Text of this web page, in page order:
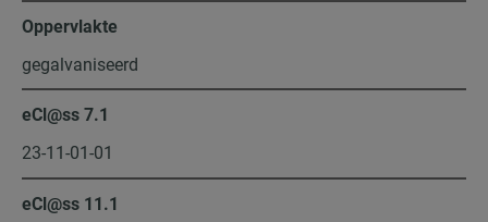
Oppervlakte
gegalvaniseerd
eCl@ss 7.1
23-11-01-01
eCl@ss 11.1